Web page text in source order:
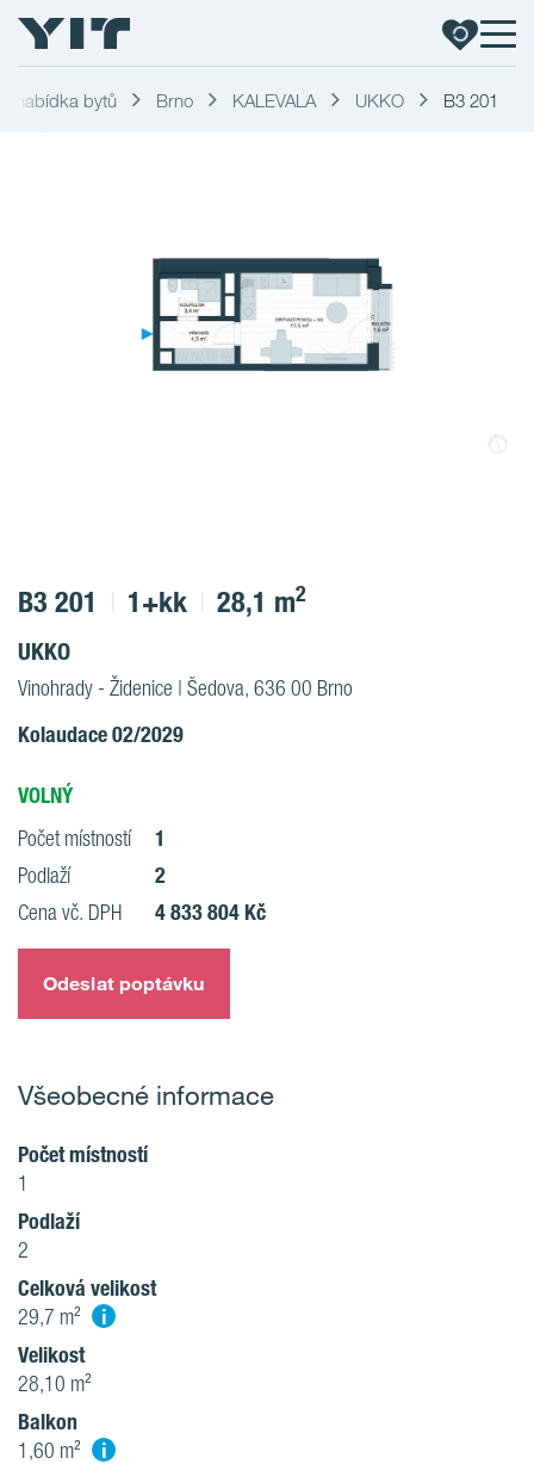
nabídka bytů Brno KALEVALA UKKO B3 201
B3 201 1+kk 28,1 m2
UKKO
Vinohrady - Židenice | Šedova, 636 00 Brno
Kolaudace 02/2029
VOLNÝ
Počet místností 1
Podlaží 2
Cena vč. DPH 4 833 804 Kč
Odeslat poptávku
Všeobecné informace
Počet místností
1
Podlaží
2
Celková velikost
29,7 m² i
Velikost
28,10 m²
Balkon
1,60 m² i